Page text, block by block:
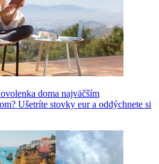
doma najväčším
Ušetríte stovky eur a oddýchnete si